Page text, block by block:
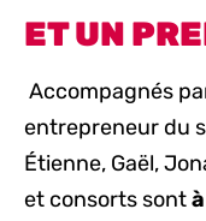
ET UN
Accompagnés
entrepreneur du
Étienne, Gaël,
et consorts sont